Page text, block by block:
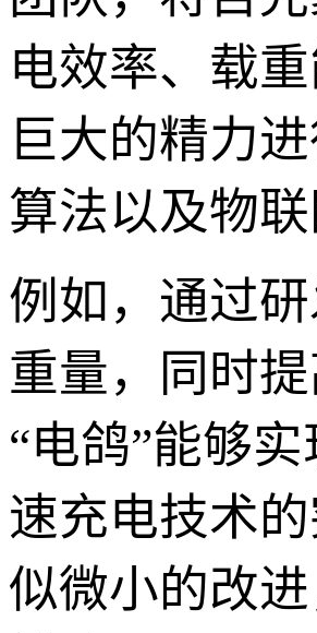
电效率、载
巨大的精力
算法以及物
例如，通过
重量，同时
“电鸽”能够
速充电技术
似微小的改